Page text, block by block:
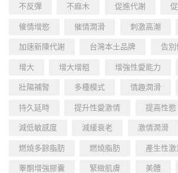
不反彈 不麻木 促進代謝
催情增慾 催情潤滑 刺激高潮
加速新陳代謝 台灣本土品牌 告別
增大 增大增粗 增強性愛能力
壯陽補腎 多種模式 情趣潤滑
持久延時 提升性愛激情 提高性慾
減低敏感度 減緩衰老 激情潤滑
燃燒多餘脂肪 燃燒脂肪 產生性激
睾酮增強膠囊 緊緻肌膚 美體